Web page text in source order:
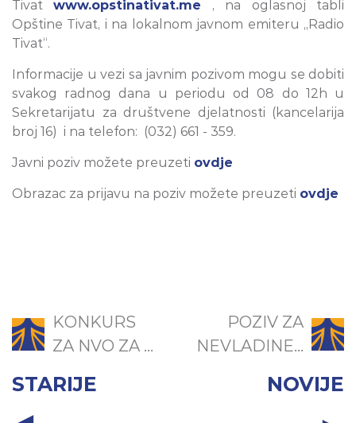
Tivatwww.opstinativat.me , na oglasnoj tabli
Opštine Tivat, i na lokalnom javnom emiteru „Radio
Tivat“.
Informacije u vezi sa javnim pozivom mogu se dobiti
svakog radnog dana u periodu od 08 do 12h u
Sekretarijatu za društvene djelatnosti (kancelarija
broj 16) i na telefon: (032) 661 - 359.
Javni poziv možete preuzeti ovdje
Obrazac za prijavu na poziv možete preuzeti ovdje
KONKURS
ZA NVO ZA ...
STARIJE
POZIV ZA
NEVLADINE...
NOVIJE